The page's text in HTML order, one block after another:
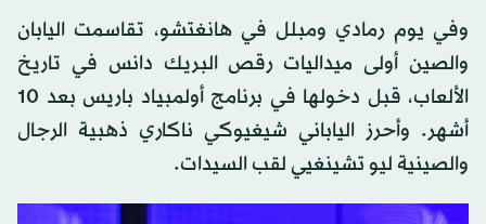
وفي يوم رمادي ومبلل في هانغتشو، تقاسمت اليابان
والصين أولى ميداليات رقص البريك دانس في تاريخ
الألعاب، قبل دخولها في برنامج أولمبياد باريس بعد 10
أشهر. وأحرز الياباني شيغيوكي ناكاري ذهبية الرجال
والصينية ليو تشينغيي لقب السيدات.